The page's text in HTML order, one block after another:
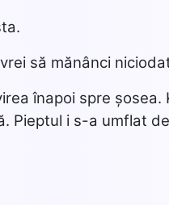
să mănânci
înapoi spre
Pieptul i s-a umflat